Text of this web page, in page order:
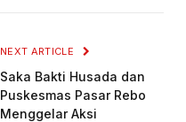
NEXT ARTICLE
Saka Bakti Husada dan
Puskesmas Pasar Rebo
Menggelar Aksi